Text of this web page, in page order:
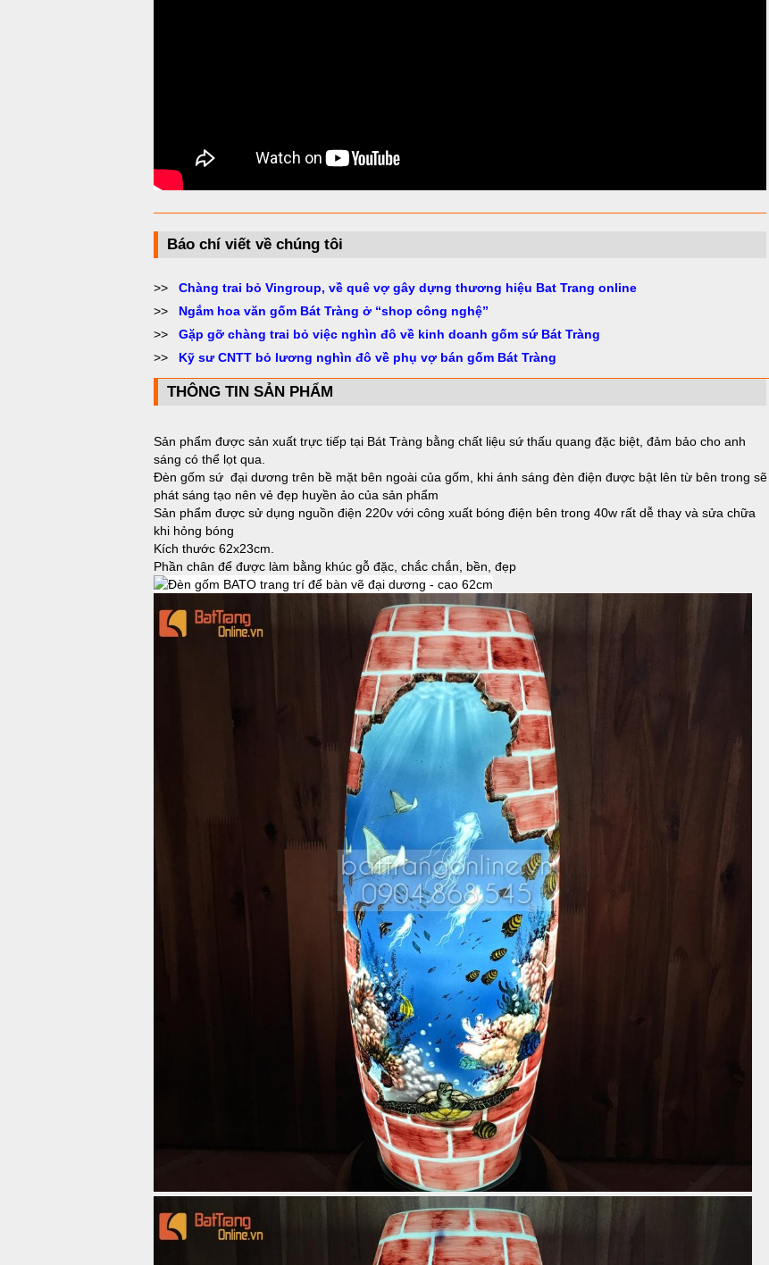
Báo chí viết về chúng tôi
>> Chàng trai bỏ Vingroup, về quê vợ gây dựng thương hiệu Bat Trang online
>> Ngắm hoa văn gốm Bát Tràng ở “shop công nghệ”
>> Gặp gỡ chàng trai bỏ việc nghìn đô về kinh doanh gốm sứ Bát Tràng
>> Kỹ sư CNTT bỏ lương nghìn đô về phụ vợ bán gốm Bát Tràng
THÔNG TIN SẢN PHẨM
Sản phẩm được sản xuất trực tiếp tại Bát Tràng bằng chất liệu sứ thấu quang đặc biệt, đảm bảo cho anh
sáng có thể lọt qua.
Đèn gốm sứ đại dương trên bề mặt bên ngoài của gốm, khi ánh sáng đèn điện được bật lên từ bên trong sẽ
phát sáng tạo nên vẻ đẹp huyền ảo của sản phẩm
Sản phẩm được sử dụng nguồn điện 220v với công xuất bóng điện bên trong 40w rất dễ thay và sửa chữa
khi hỏng bóng
Kích thước 62x23cm.
Phần chân để được làm bằng khúc gỗ đặc, chắc chắn, bền, đẹp